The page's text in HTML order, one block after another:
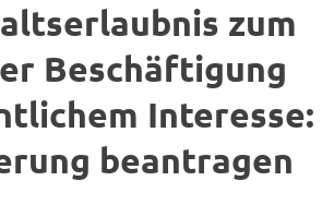
zum
Beschäftigung
Interesse:
beantragen